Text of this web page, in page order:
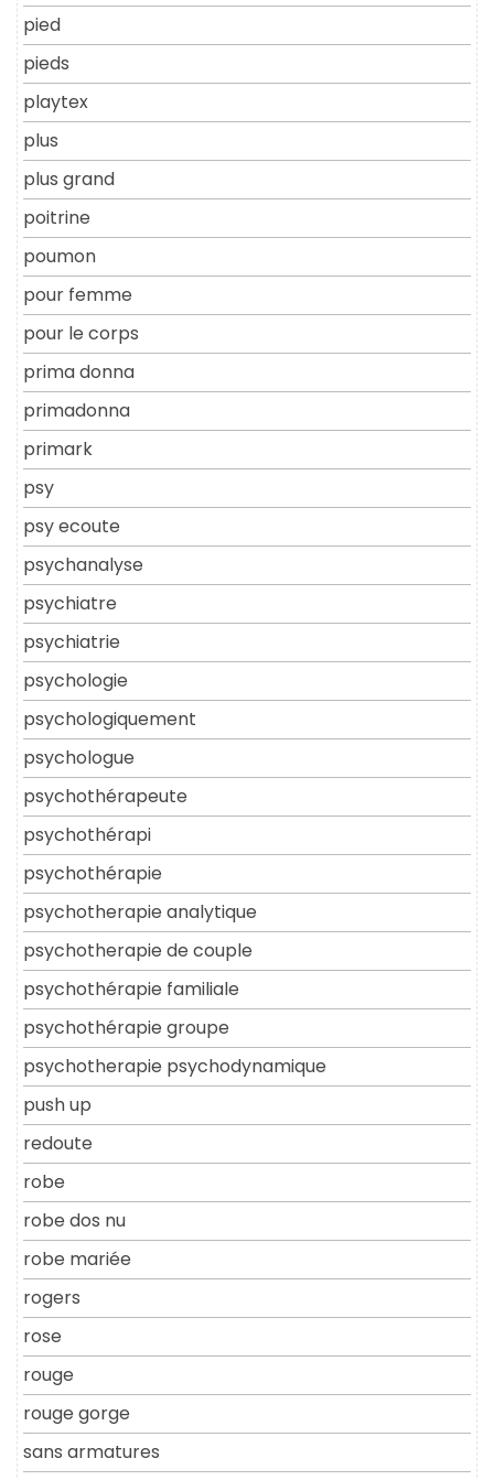
pied
pieds
playtex
plus
plus grand
poitrine
poumon
pour femme
pour le corps
prima donna
primadonna
primark
psy
psy ecoute
psychanalyse
psychiatre
psychiatrie
psychologie
psychologiquement
psychologue
psychothérapeute
psychothérapi
psychothérapie
psychotherapie analytique
psychotherapie de couple
psychothérapie familiale
psychothérapie groupe
psychotherapie psychodynamique
push up
redoute
robe
robe dos nu
robe mariée
rogers
rose
rouge
rouge gorge
sans armatures